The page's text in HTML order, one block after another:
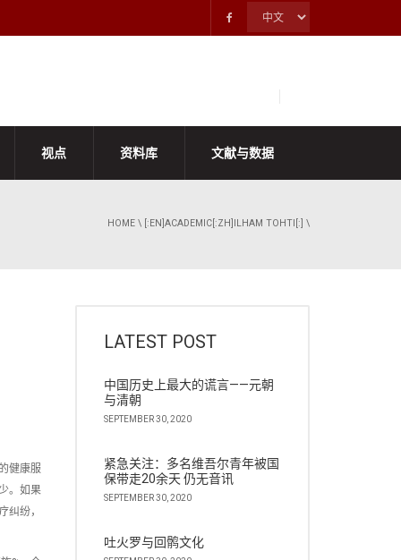
视点 资料库 文献与数据
HOME \ [:EN]ACADEMIC[:ZH]ILHAM TOHTI[:] \
健康服
。如果
纠纷，
LATEST POST
中国历史上最大的谎言——元朝
与清朝
SEPTEMBER 30, 2020
紧急关注：多名维吾尔青年被国
保带走20余天 仍无音讯
SEPTEMBER 30, 2020
吐火罗与回鹘文化